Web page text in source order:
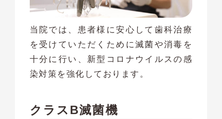
当院では、患者様に安心して歯科治療
を受けていただくために滅菌や消毒を
十分に行い、新型コロナウイルスの感
染対策を強化しております。
クラスB滅菌機